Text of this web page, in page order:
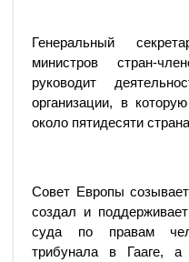
Генеральный
министров стран-
руководит
организации, в
около пятидесяти
Совет Европы
создал и
суда по правам
трибунала в Гааге, а